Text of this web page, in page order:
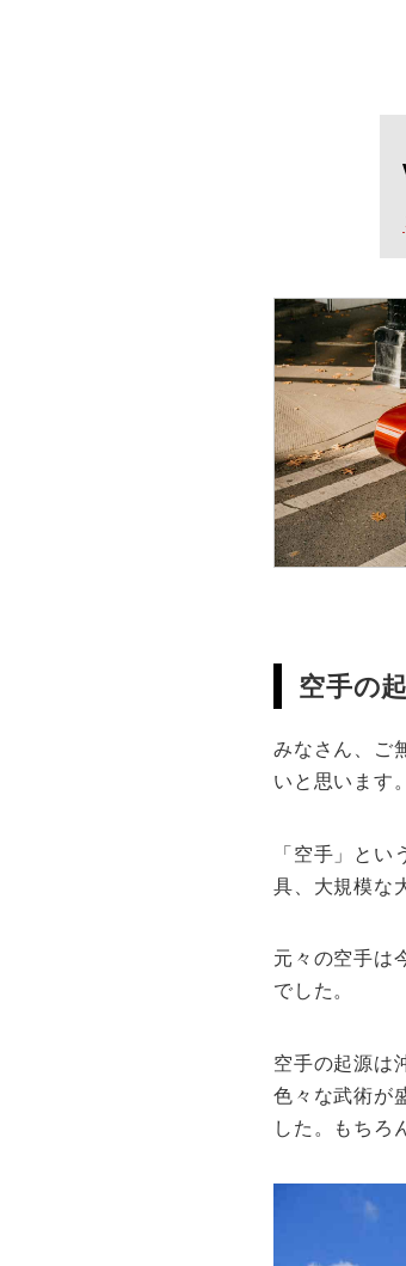
空手の
みなさん、ご
いと思います。
「空手」と
具、大規模な
元々の空手は
でした。
空手の起源は
色々な武術が
した。もちろ